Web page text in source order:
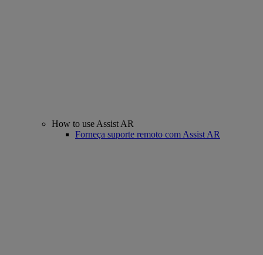
How to use Assist AR
Forneça suporte remoto com Assist AR